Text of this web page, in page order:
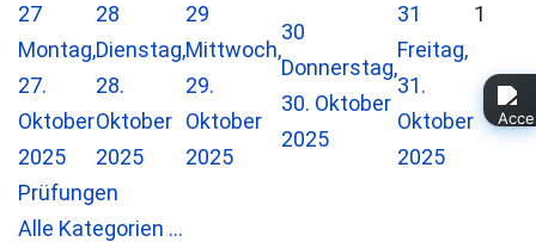
27
Montag,
27.
Oktober
2025
28
Dienstag,
28.
Oktober
2025
29
Mittwoch,
29.
Oktober
2025
30
Donnerstag,
30. Oktober
2025
31
Freitag,
31.
Oktober
2025
1
Prüfungen
Alle Kategorien ...